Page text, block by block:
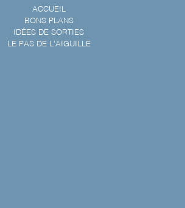
ACCUEIL
BONS PLANS
IDÉES DE SORTIES
LE PAS DE L'AIGUILLE